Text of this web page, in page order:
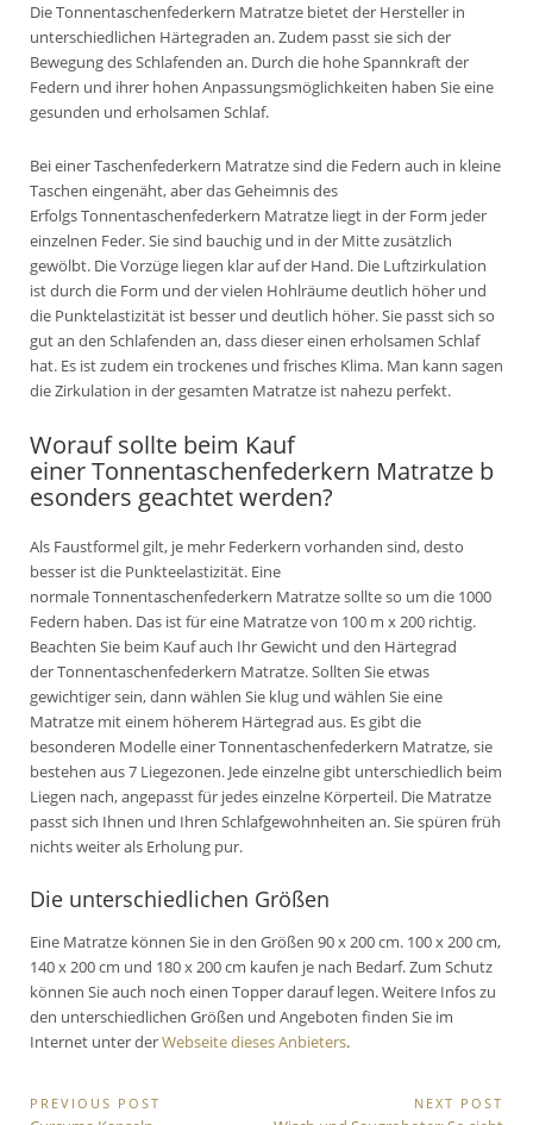
Die Tonnentaschenfederkern Matratze bietet der Hersteller in
unterschiedlichen Härtegraden an. Zudem passt sie sich der
Bewegung des Schlafenden an. Durch die hohe Spannkraft der
Federn und ihrer hohen Anpassungsmöglichkeiten haben Sie eine
gesunden und erholsamen Schlaf.
Bei einer Taschenfederkern Matratze sind die Federn auch in kleine
Taschen eingenäht, aber das Geheimnis des
Erfolgs Tonnentaschenfederkern Matratze liegt in der Form jeder
einzelnen Feder. Sie sind bauchig und in der Mitte zusätzlich
gewölbt. Die Vorzüge liegen klar auf der Hand. Die Luftzirkulation
ist durch die Form und der vielen Hohlräume deutlich höher und
die Punktelastizität ist besser und deutlich höher. Sie passt sich so
gut an den Schlafenden an, dass dieser einen erholsamen Schlaf
hat. Es ist zudem ein trockenes und frisches Klima. Man kann sagen
die Zirkulation in der gesamten Matratze ist nahezu perfekt.
Worauf sollte beim Kauf
einer Tonnentaschenfederkern Matratze b
esonders geachtet werden?
Als Faustformel gilt, je mehr Federkern vorhanden sind, desto
besser ist die Punkteelastizität. Eine
normale Tonnentaschenfederkern Matratze sollte so um die 1000
Federn haben. Das ist für eine Matratze von 100 m x 200 richtig.
Beachten Sie beim Kauf auch Ihr Gewicht und den Härtegrad
der Tonnentaschenfederkern Matratze. Sollten Sie etwas
gewichtiger sein, dann wählen Sie klug und wählen Sie eine
Matratze mit einem höherem Härtegrad aus. Es gibt die
besonderen Modelle einer Tonnentaschenfederkern Matratze, sie
bestehen aus 7 Liegezonen. Jede einzelne gibt unterschiedlich beim
Liegen nach, angepasst für jedes einzelne Körperteil. Die Matratze
passt sich Ihnen und Ihren Schlafgewohnheiten an. Sie spüren früh
nichts weiter als Erholung pur.
Die unterschiedlichen Größen
Eine Matratze können Sie in den Größen 90 x 200 cm. 100 x 200 cm,
140 x 200 cm und 180 x 200 cm kaufen je nach Bedarf. Zum Schutz
können Sie auch noch einen Topper darauf legen. Weitere Infos zu
den unterschiedlichen Größen und Angeboten finden Sie im
Internet unter derWebseite dieses Anbieters.
Beitragsnavigation
PREVIOUS POST NEXT POST